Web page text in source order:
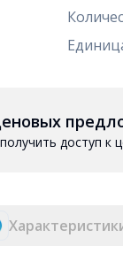
доступ